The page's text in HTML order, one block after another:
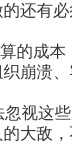
还有
的成
崩溃
视这
大敌